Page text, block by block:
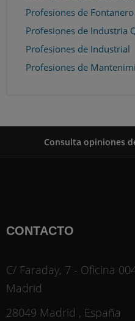
Profesiones de Fontanero
Profesiones de Industria
Profesiones de Industrial
Profesiones de
Consulta opiniones
CONTACTO
C/ Faraday, 7 - Oficina
Madrid
28049 Madrid , España